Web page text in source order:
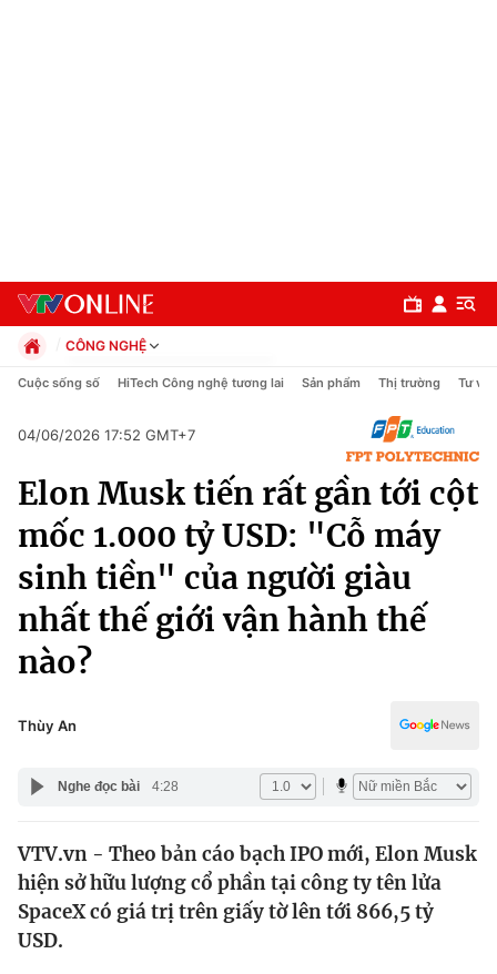
Chính trị
Xã hội
Pháp luật
Thế giới đó đây
Câu chuyện quốc tế
Tài chính
Thị trường
Dữ liệu và đời sống
Truyền hình
CÔNG NGHỆ
Chính trị
Pháp luật
Thể thao
Truyền hình
Văn hóa - Giải trí
Y tế
Đời sống
Công nghệ
Giáo dục
Cuộc sống số HiTech Công nghệ tương lai Sản phẩm Thị trường Tư vấn
04/06/2026 17:52 GMT+7
Elon Musk tiến rất gần tới cột
mốc 1.000 tỷ USD: "Cỗ máy
sinh tiền" của người giàu
nhất thế giới vận hành thế
nào?
Thùy An
Nghe đọc bài 4:28
VTV.vn - Theo bản cáo bạch IPO mới, Elon Musk
hiện sở hữu lượng cổ phần tại công ty tên lửa
SpaceX có giá trị trên giấy tờ lên tới 866,5 tỷ
USD.